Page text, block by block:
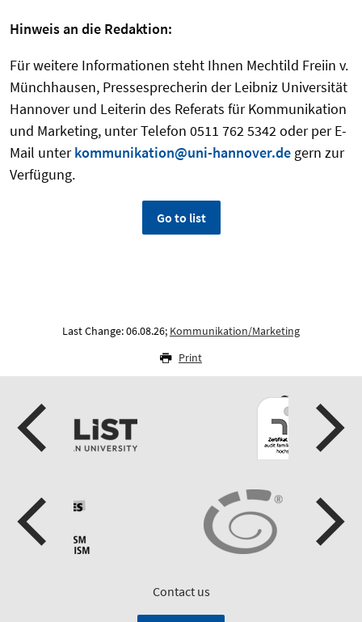
Hinweis an die Redaktion:
Für weitere Informationen steht Ihnen Mechtild Freiin v.
Münchhausen, Pressesprecherin der Leibniz Universität
Hannover und Leiterin des Referats für Kommunikation
und Marketing, unter Telefon 0511 762 5342 oder per E-
Mail unterkommunikation@uni-hannover.de gern zur
Verfügung.
Go to list
Last Change: 06.08.26; Kommunikation/Marketing
Print
Contact us